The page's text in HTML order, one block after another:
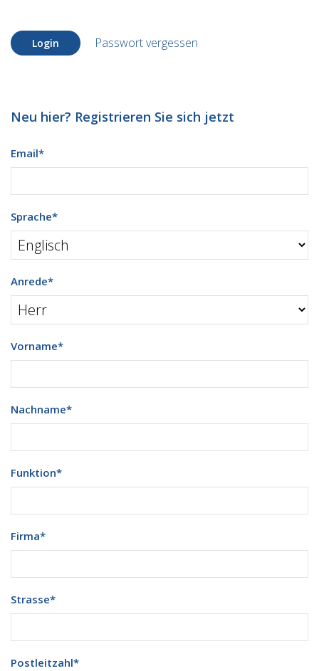
Login Passwort vergessen
Neu hier? Registrieren Sie sich jetzt
Email*
Sprache*
Anrede*
Vorname*
Nachname*
Funktion*
Firma*
Strasse*
Postleitzahl*